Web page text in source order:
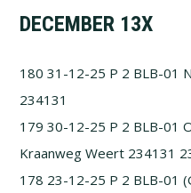
DECEMBER 13X
180 31-12-25 P 2 BLB-01
234131
179 30-12-25 P 2 BLB-01
Kraanweg Weert 234131
178 23-12-25 P 2 BLB-01